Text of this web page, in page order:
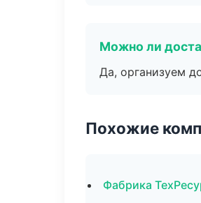
Можно ли
Да, организуем
Похожие
Фабрика